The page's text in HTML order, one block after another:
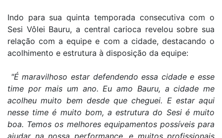
Indo para sua quinta temporada consecutiva com o
Sesi Vôlei Bauru, a central carioca revelou sobre sua
relação com a equipe e com a cidade, destacando o
acolhimento e estrutura à disposição da equipe:
"É maravilhoso estar defendendo essa cidade e esse
time por mais um ano. Eu amo Bauru, a cidade me
acolheu muito bem desde que cheguei. E estar aqui
nesse time é muito bom, a estrutura do Sesi é muito
boa. Temos os melhores equipamentos possíveis para
ajudar na nossa performance, e muitos profissionais